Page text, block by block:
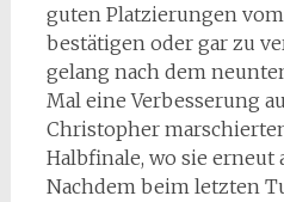
guten Platzierungen
bestätigen oder gar zu
gelang nach dem
Mal eine Verbesserung
Christopher
Halbfinale, wo sie erneut
Nachdem beim letzten